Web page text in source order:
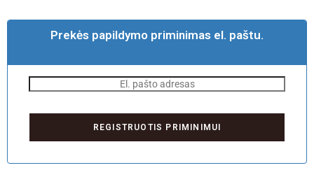
Prekės papildymo priminimas el. paštu.